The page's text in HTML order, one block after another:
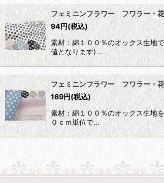
フェミニンフラワー フワラー・
94円(税込)
素材：綿１００％のオックス生地
値となります) …
フェミニンフラワー フワラー・
169円(税込)
素材：綿１００％のオックス生地
０ｃｍ単位で…